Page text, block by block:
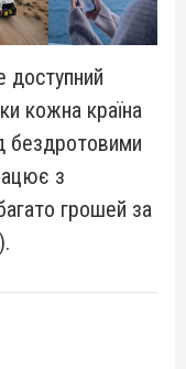
доступний
кожна країна
бездротовими
з
грошей за